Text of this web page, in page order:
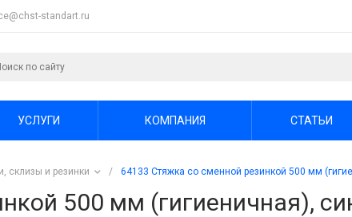
standart.ru
УСЛУГИ КОМПАНИЯ СТАТЬИ
склизы и резинки / 64133 Стяжка со сменной резинкой 500 мм
500 мм (гигиеничная),